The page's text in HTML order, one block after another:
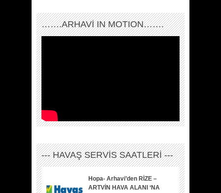
…….ARHAVI IN MOTION…….
--- HAVAŞ SERVİS SAATLERİ ---
Hopa- Arhavi’den RİZE –
ARTVİN HAVA ALANI ‘NA